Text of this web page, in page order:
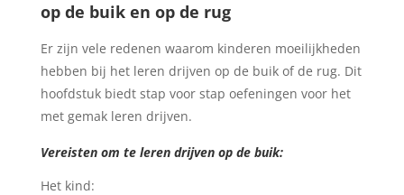
op de buik en op de rug
Er zijn vele redenen waarom kinderen moeilijkheden
hebben bij het leren drijven op de buik of de rug. Dit
hoofdstuk biedt stap voor stap oefeningen voor het
met gemak leren drijven.
Vereisten om te leren drijven op de buik:
Het kind: